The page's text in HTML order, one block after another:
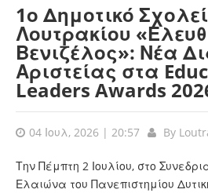
1ο Δημοτικό
Λουτρακίου
Βενιζέλος»: Νέα
Αριστείας στα
Leaders Awards
04 Ιουλ, 2026 | 20:57 By
Την Πέμπτη 2 Ιουλίου, στο
Ελαιώνα του Πανεπιστημίου